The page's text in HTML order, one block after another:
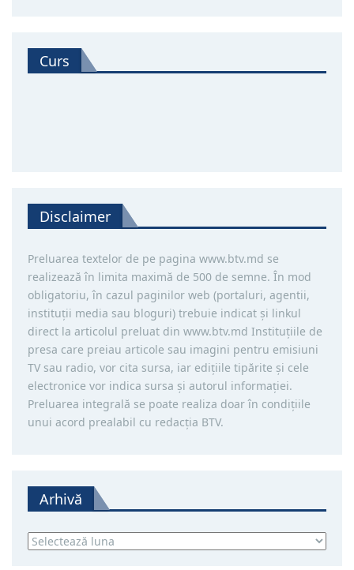
Curs
Disclaimer
Preluarea textelor de pe pagina www.btv.md se
realizează în limita maximă de 500 de semne. În mod
obligatoriu, în cazul paginilor web (portaluri, agentii,
instituţii media sau bloguri) trebuie indicat şi linkul
direct la articolul preluat din www.btv.md Instituţiile de
presa care preiau articole sau imagini pentru emisiuni
TV sau radio, vor cita sursa, iar ediţiile tipărite și cele
electronice vor indica sursa şi autorul informaţiei.
Preluarea integrală se poate realiza doar în condiţiile
unui acord prealabil cu redacţia BTV.
Arhivă
Arhivă